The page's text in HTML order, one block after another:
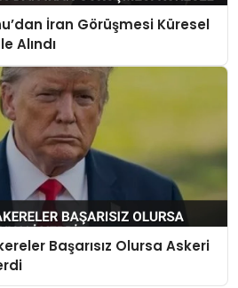
İran Görüşmesi Küresel
Alındı
Başarısız Olursa Askeri